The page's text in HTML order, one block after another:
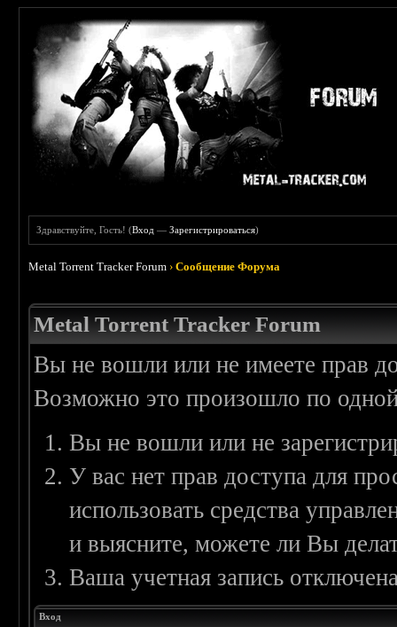
Здравствуйте, Гость! (Вход —Зарегистрироваться)
Metal Torrent Tracker Forum ›Сообщение Форума
Metal Torrent Tracker Forum
Вы не вошли или не имеете прав
Возможно это произошло по
Вы не вошли или не
У вас нет прав доступа для
использовать средства
и выясните, можете ли Вы
Ваша учетная запись
Вход